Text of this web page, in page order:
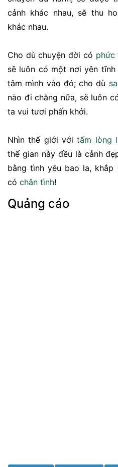
cảnh khác nhau, sẽ thu
khác nhau.
Cho dù chuyện đời có phức
sẽ luôn có một nơi yên
tâm mình vào đó; cho dù
nào đi chăng nữa, sẽ luôn
ta vui tươi phấn khởi.
Nhìn thế giới vớitấm lòng
thế gian này đều là cảnh
bằng tình yêu bao la,
có chân tình!
Quảng cáo